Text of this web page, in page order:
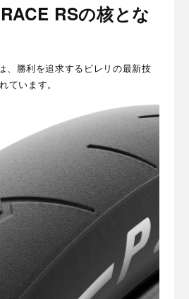
RSの核とな
勝利を追求するピレリの最新技
ています。